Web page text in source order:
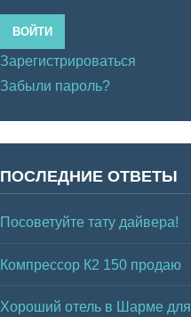
ВОЙТИ
Зарегистрироваться
Забыли пароль?
ПОСЛЕДНИЕ ОТВЕТЫ
Посоветуйте тату дайвера!
Компрессор К2 150 продаю
Хороший отель в Шарме для